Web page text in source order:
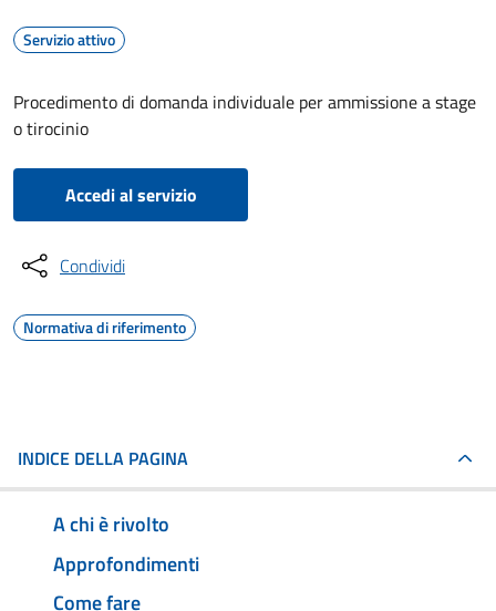
Servizio attivo
Procedimento di domanda individuale per ammissione a stage
o tirocinio
Accedi al servizio
Condividi
Normativa di riferimento
INDICE DELLA PAGINA
A chi è rivolto
Approfondimenti
Come fare